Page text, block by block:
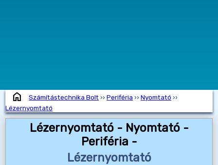
home Számítástechnika Bolt››Periféria ››Nyomtató ››
Lézernyomtató
Lézernyomtató - Nyomtató -
Periféria -
Lézernyomtató